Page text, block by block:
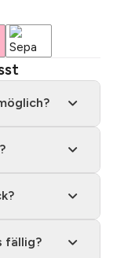
fällig?